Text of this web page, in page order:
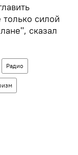
только силой
сказал
Радио